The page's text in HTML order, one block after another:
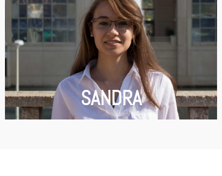
SANDRA
"L’alternance est le meilleur moyen d’acquérir une
expérience professionnelle tant qu’on est encore
étudiant. C’est pourquoi j’ai choisi d’effectuer
cette dernière année d’étude en alternance plutôt
que d’opter pour la voie classique. La pratique sur
le terrain est très enrichissante et constitue un
bon bagage qui sera apprécié par les futurs
recruteurs. C’est donc un excellent tremplin dans
la vie active."